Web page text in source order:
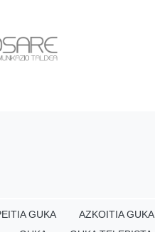
GUKA AZKOITIA GUKA